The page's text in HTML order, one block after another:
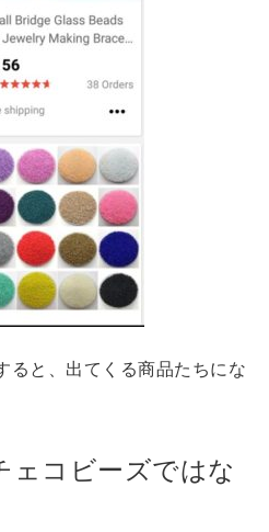
ると、出てくる商品たちにな
ェコビーズではな